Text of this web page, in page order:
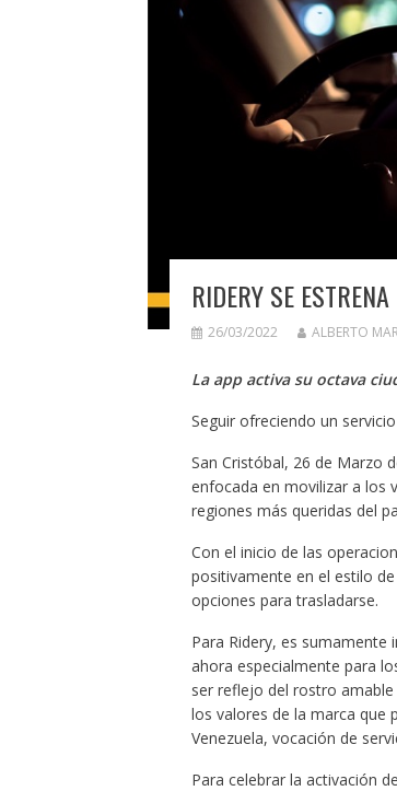
RIDERY SE
26/03/2022 ALBERTO
La app activa su octava
Seguir ofreciendo un
San Cristóbal, 26 de Marzo
enfocada en movilizar a los
regiones más queridas del
Con el inicio de las
positivamente en el estilo
opciones para trasladarse.
Para Ridery, es
ahora especialmente para
ser reflejo del rostro
los valores de la marca que
Venezuela, vocación de
Para celebrar la activación